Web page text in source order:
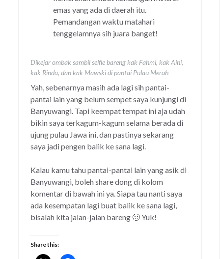
emas yang ada di daerah itu.
Pemandangan waktu matahari
tenggelamnya sih juara banget!
Dikejar ombak sambil selfie bareng kak Fahmi, kak Aini,
kak Rinda, dan kak Mawski di pantai Pulau Merah
Yah, sebenarnya masih ada lagi sih pantai-
pantai lain yang belum sempet saya kunjungi di
Banyuwangi. Tapi keempat tempat ini aja udah
bikin saya terkagum-kagum selama berada di
ujung pulau Jawa ini, dan pastinya sekarang
saya jadi pengen balik ke sana lagi.
Kalau kamu tahu pantai-pantai lain yang asik di
Banyuwangi, boleh share dong di kolom
komentar di bawah ini ya. Siapa tau nanti saya
ada kesempatan lagi buat balik ke sana lagi,
bisalah kita jalan-jalan bareng 🙂 Yuk!
Share this: